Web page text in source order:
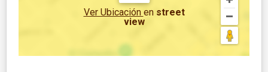
Ver Ubicación en street
view